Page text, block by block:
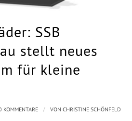
SSB
stellt neues
für kleine
KOMMENTARE / VONCHRISTINE SCHÖNFELD